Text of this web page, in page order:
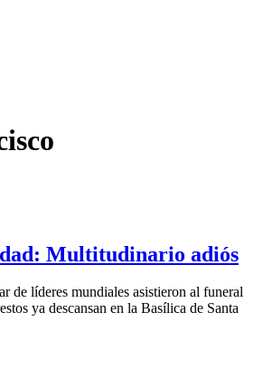
Multitudinario adiós
de líderes mundiales asistieron al funeral
ya descansan en la Basílica de Santa